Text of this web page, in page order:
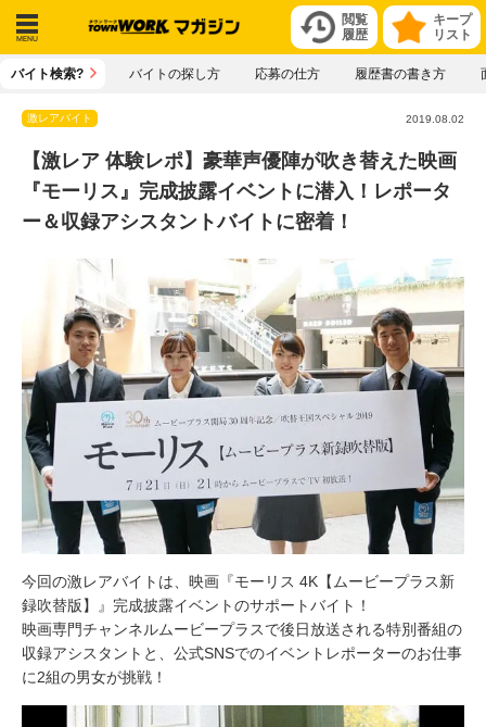
キープ
リスト
閲覧
履歴
メニ
バイト検索? バイトの探し方 応募の仕方 履歴書の書き方
激レアバイト 2019.08.02
【激レア 体験レポ】豪華声優陣が吹き替えた映画
『モーリス』完成披露イベントに潜入！レポータ
ー＆収録アシスタントバイトに密着！
今回の激レアバイトは、映画『モーリス 4K【ムービープラス新
録吹替版】』完成披露イベントのサポートバイト！
映画専門チャンネルムービープラスで後日放送される特別番組の
収録アシスタントと、公式SNSでのイベントレポーターのお仕事
に2組の男女が挑戦！